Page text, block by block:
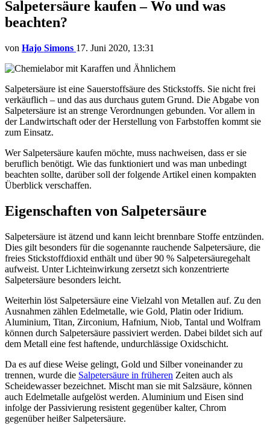
Salpetersäure kaufen – Wo und was
beachten?
von Hajo Simons 17. Juni 2020, 13:31
Salpetersäure ist eine Sauerstoffsäure des Stickstoffs. Sie nicht frei
verkäuflich – und das aus durchaus gutem Grund. Die Abgabe von
Salpetersäure ist an strenge Verordnungen gebunden. Vor allem in
der Landwirtschaft oder der Herstellung von Farbstoffen kommt sie
zum Einsatz.
Wer Salpetersäure kaufen möchte, muss nachweisen, dass er sie
beruflich benötigt. Wie das funktioniert und was man unbedingt
beachten sollte, darüber soll der folgende Artikel einen kompakten
Überblick verschaffen.
Eigenschaften von Salpetersäure
Salpetersäure ist ätzend und kann leicht brennbare Stoffe entzünden.
Dies gilt besonders für die sogenannte rauchende Salpetersäure, die
freies Stickstoffdioxid enthält und über 90 % Salpetersäuregehalt
aufweist. Unter Lichteinwirkung zersetzt sich konzentrierte
Salpetersäure besonders leicht.
Weiterhin löst Salpetersäure eine Vielzahl von Metallen auf. Zu den
Ausnahmen zählen Edelmetalle, wie Gold, Platin oder Iridium.
Aluminium, Titan, Zirconium, Hafnium, Niob, Tantal und Wolfram
können durch Salpetersäure passiviert werden. Dabei bildet sich auf
dem Metall eine fest haftende, undurchlässige Oxidschicht.
Da es auf diese Weise gelingt, Gold und Silber voneinander zu
trennen, wurde die Salpetersäure in früheren Zeiten auch als
Scheidewasser bezeichnet. Mischt man sie mit Salzsäure, können
auch Edelmetalle aufgelöst werden. Aluminium und Eisen sind
infolge der Passivierung resistent gegenüber kalter, Chrom
gegenüber heißer Salpetersäure.